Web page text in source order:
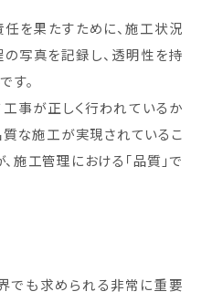
を果たすために、施工状況
写真を記録し、透明性を持
す。
事が正しく行われているか
な施工が実現されているこ
、施工管理における「品質」で
でも求められる非常に重要